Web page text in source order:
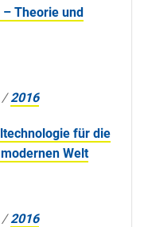
Theorie und
/2016
für die
Welt
/2016